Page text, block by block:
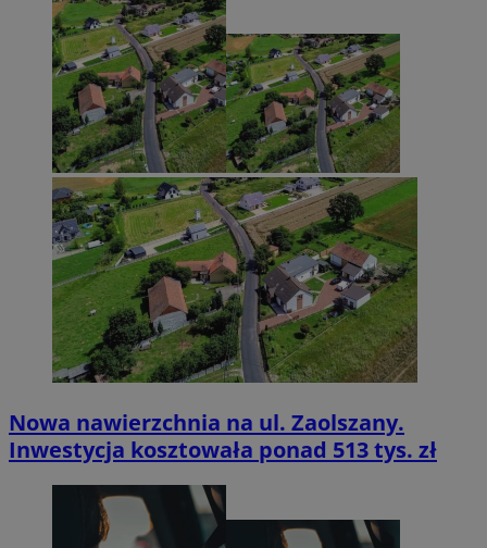
Nowa nawierzchnia na ul. Zaolszany.
Inwestycja kosztowała ponad 513 tys. zł